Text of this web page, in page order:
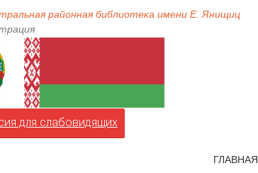
районная библиотека имени Е. Янищиц
для слабовидящих
ГЛАВНАЯ